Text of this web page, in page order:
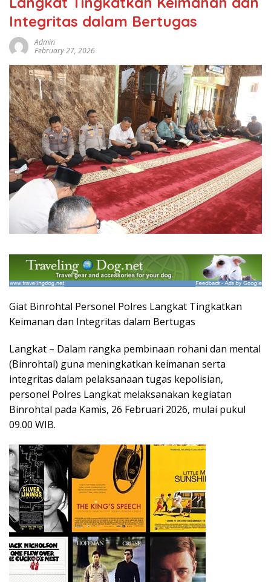
Integritas dalam Bertugas
Admin
February 27, 2026
Giat Binrohtal Personel Polres Langkat Tingkatkan
Keimanan dan Integritas dalam Bertugas
Langkat – Dalam rangka pembinaan rohani dan mental
(Binrohtal) guna meningkatkan keimanan serta
integritas dalam pelaksanaan tugas kepolisian,
personel Polres Langkat melaksanakan kegiatan
Binrohtal pada Kamis, 26 Februari 2026, mulai pukul
09.00 WIB.